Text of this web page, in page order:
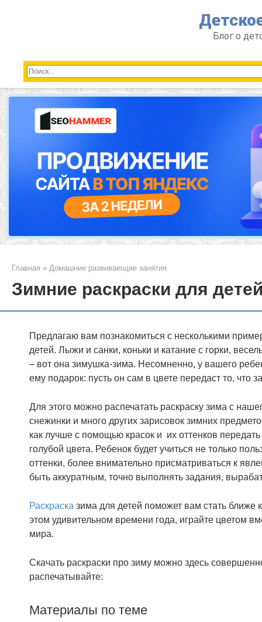
Блог о
Главная » Домашние развивающие занятия
Зимние раскраски для
Предлагаю вам познакомиться с несколькими
детей. Лыжи и санки, коньки и катание с горки,
– вот она зимушка-зима. Несомненно, у вашего
ему подарок: пусть он сам в цвете передаст то, что
Для этого можно распечатать раскраску зима с
снежинки и много других зарисовок зимних
как лучше с помощью красок и их оттенков
голубой цвета. Ребенок будет учиться не только
оттенки, более внимательно присматриваться к
быть аккуратным, точно выполнять задания,
Раскраска зима для детей поможет вам стать
этом удивительном времени года, играйте цветом
мира.
Скачать раскраски про зиму можно здесь
распечатывайте:
Материалы по теме